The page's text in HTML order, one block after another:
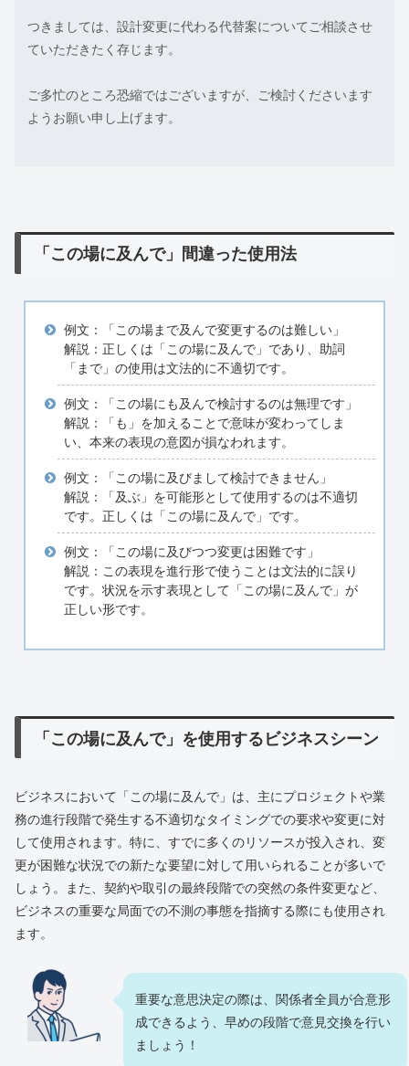
つきましては、設計変更に代わる代替案についてご相談させ
ていただきたく存じます。
ご多忙のところ恐縮ではございますが、ご検討くださいます
ようお願い申し上げます。
「この場に及んで」間違った使用法
例文：「この場まで及んで変更するのは難しい」
解説：正しくは「この場に及んで」であり、助詞
「まで」の使用は文法的に不適切です。
例文：「この場にも及んで検討するのは無理です」
解説：「も」を加えることで意味が変わってしま
い、本来の表現の意図が損なわれます。
例文：「この場に及びまして検討できません」
解説：「及ぶ」を可能形として使用するのは不適切
です。正しくは「この場に及んで」です。
例文：「この場に及びつつ変更は困難です」
解説：この表現を進行形で使うことは文法的に誤り
です。状況を示す表現として「この場に及んで」が
正しい形です。
「この場に及んで」を使用するビジネスシーン
ビジネスにおいて「この場に及んで」は、主にプロジェクトや業
務の進行段階で発生する不適切なタイミングでの要求や変更に対
して使用されます。特に、すでに多くのリソースが投入され、変
更が困難な状況での新たな要望に対して用いられることが多いで
しょう。また、契約や取引の最終段階での突然の条件変更など、
ビジネスの重要な局面での不測の事態を指摘する際にも使用され
ます。
重要な意思決定の際は、関係者全員が合意形
成できるよう、早めの段階で意見交換を行い
ましょう！